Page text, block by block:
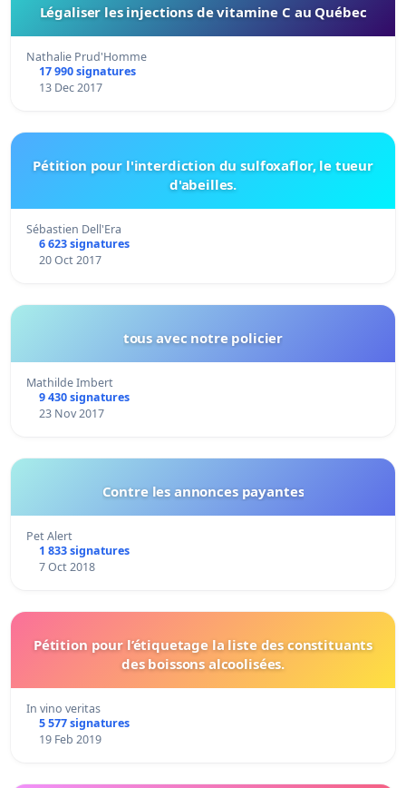
Légaliser les injections de vitamine C au Québec
Nathalie Prud'Homme
17 990 signatures
13 Dec 2017
Pétition pour l'interdiction du sulfoxaflor, le tueur
d'abeilles.
Sébastien Dell'Era
6 623 signatures
20 Oct 2017
tous avec notre policier
Mathilde Imbert
9 430 signatures
23 Nov 2017
Contre les annonces payantes
Pet Alert
1 833 signatures
7 Oct 2018
Pétition pour l’étiquetage la liste des constituants
des boissons alcoolisées.
In vino veritas
5 577 signatures
19 Feb 2019